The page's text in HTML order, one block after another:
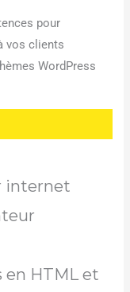
pour
vos clients
WordPress
internet
en HTML et